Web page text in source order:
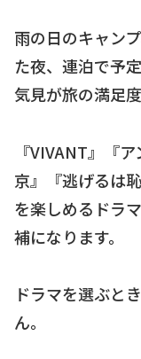
雨の日のキャン
た夜、連泊で予
気見が旅の満足
『VIVANT』『
京』『逃げるは
を楽しめるドラ
補になります。
ドラマを選ぶと
ん。